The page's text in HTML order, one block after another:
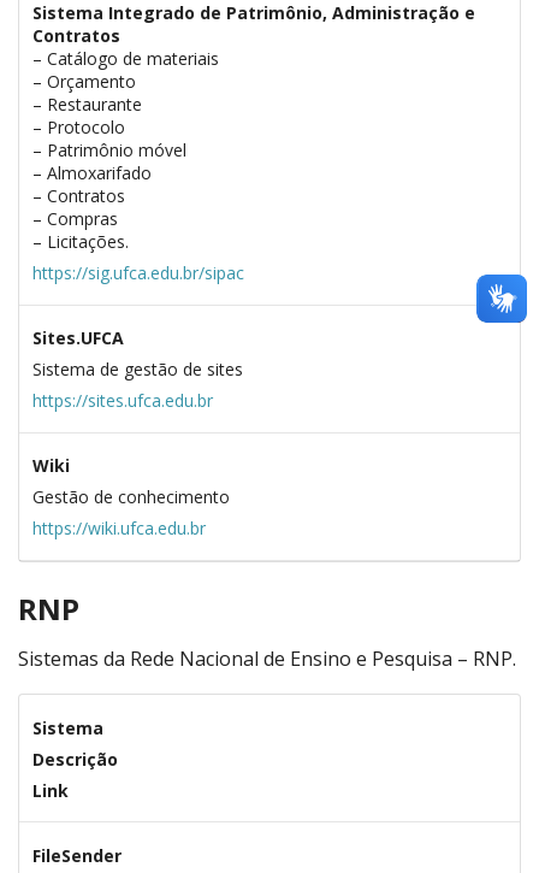
Sistema Integrado de Patrimônio, Administração e
Contratos
– Catálogo de materiais
– Orçamento
– Restaurante
– Protocolo
– Patrimônio móvel
– Almoxarifado
– Contratos
– Compras
– Licitações.
https://sig.ufca.edu.br/sipac
Sites.UFCA
Sistema de gestão de sites
https://sites.ufca.edu.br
Wiki
Gestão de conhecimento
https://wiki.ufca.edu.br
RNP
Sistemas da Rede Nacional de Ensino e Pesquisa – RNP.
Sistema
Descrição
Link
FileSender